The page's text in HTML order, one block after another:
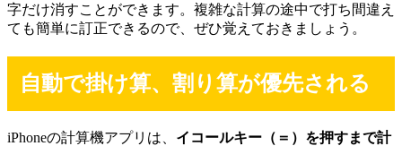
字だけ消すことができます。複雑な計算の途中で打ち間違え
ても簡単に訂正できるので、ぜひ覚えておきましょう。
自動で掛け算、割り算が優先される
iPhoneの計算機アプリは、 イコールキー（＝）を押すまで計